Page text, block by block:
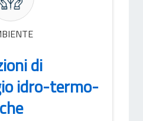
di
idro-termo-